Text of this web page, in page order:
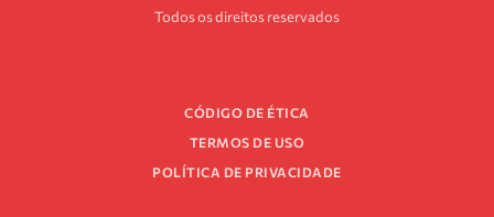
Todos os direitos reservados
CÓDIGO DE ÉTICA
TERMOS DE USO
POLÍTICA DE PRIVACIDADE